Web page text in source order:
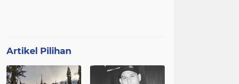
Artikel Pilihan